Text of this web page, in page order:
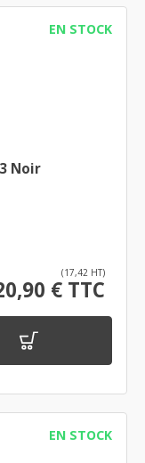
EN STOCK
Noir
(17,42 HT)
€ TTC
EN STOCK